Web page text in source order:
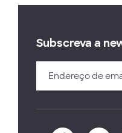
Subscreva a